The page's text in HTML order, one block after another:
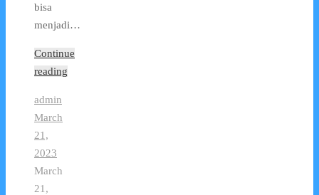
bisa
menjadi…
Continue
reading
admin
March
21,
2023
March
21,